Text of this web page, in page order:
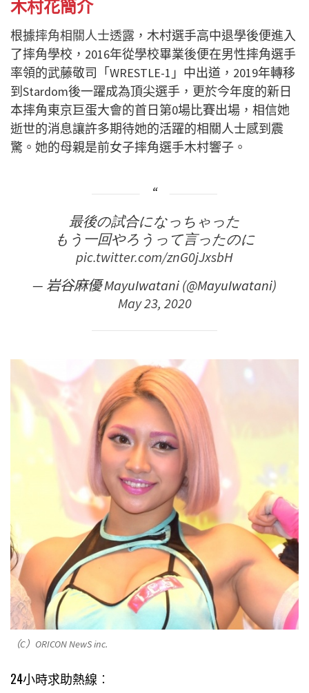
根據摔角相關人士透露 ，木村選手高中退學後便進入
了摔角學校，2016年從學校畢業後便在男性摔角選手
率領的武藤敬司「WRESTLE-1」中出道，2019年轉移
到Stardom後一躍成為頂尖選手，更於今年度的新日
本摔角東京巨蛋大會的首日第0場比賽出場，相信她
逝世的消息讓許多期待她的活躍的相關人士感到震
驚。她的母親是前女子摔角選手木村響子。
最後の試合になっちゃった
もう一回やろうって言ったのに
pic.twitter.com/znG0jJxsbH
— 岩谷麻優 MayuIwatani (@MayuIwatani)
May 23, 2020
（C）ORICON NewS inc.
24小時求助熱線︰